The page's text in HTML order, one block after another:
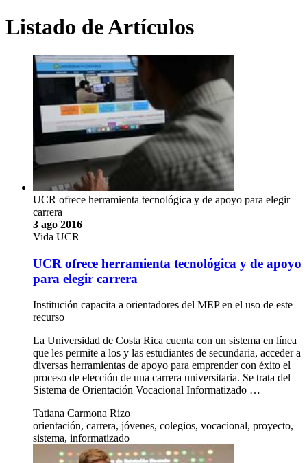
Listado de Artículos
UCR ofrece herramienta tecnológica y de apoyo para elegir
carrera
3 ago 2016
Vida UCR
UCR ofrece herramienta tecnológica y de apoyo
para elegir carrera
Institución capacita a orientadores del MEP en el uso de este
recurso
La Universidad de Costa Rica cuenta con un sistema en línea
que les permite a los y las estudiantes de secundaria, acceder a
diversas herramientas de apoyo para emprender con éxito el
proceso de elección de una carrera universitaria. Se trata del
Sistema de Orientación Vocacional Informatizado …
Tatiana Carmona Rizo
orientación, carrera, jóvenes, colegios, vocacional, proyecto,
sistema, informatizado